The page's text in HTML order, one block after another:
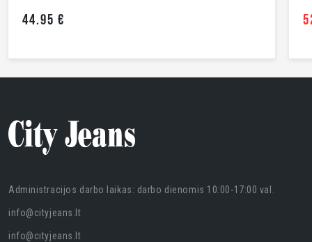
€
Administracijos darbo laikas: darbo dienomis 10:00-17:00 val.
info@cityjeans.lt
info@cityjeans.lt